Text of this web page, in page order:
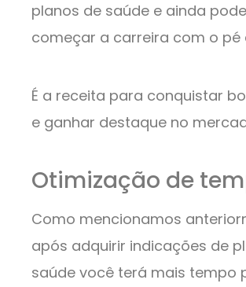
planos de saúde e ainda
começar a carreira com o pé
É a receita para conquistar
e ganhar destaque no
Otimização de
Como mencionamos
após adquirir indicações de
saúde você terá mais tempo